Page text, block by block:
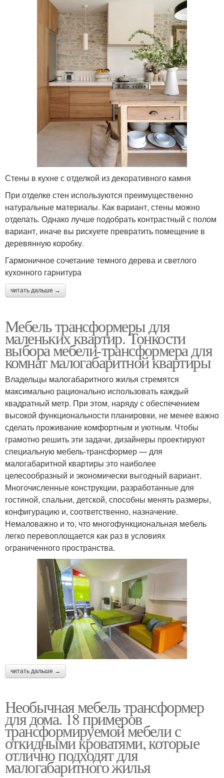
Стены в кухне с отделкой из декоративного камня
При отделке стен используются преимущественно
натуральные материалы. Как вариант, стены можно
отделать. Однако лучше подобрать контрастный с полом
вариант, иначе вы рискуете превратить помещение в
деревянную коробку.
Гармоничное сочетание темного дерева и светлого
кухонного гарнитура
читать дальше →
Мебель трансформеры для
маленьких квартир. Тонкости
выбора мебели-трансформера для
комнат малогабаритной квартиры
Владельцы малогабаритного жилья стремятся
максимально рационально использовать каждый
квадратный метр. При этом, наряду с обеспечением
высокой функциональности планировки, не менее важно
сделать проживание комфортным и уютным. Чтобы
грамотно решить эти задачи, дизайнеры проектируют
специальную мебель-трансформер — для
малогабаритной квартиры это наиболее
целесообразный и экономически выгодный вариант.
Многочисленные конструкции, разработанные для
гостиной, спальни, детской, способны менять размеры,
конфигурацию и, соответственно, назначение.
Немаловажно и то, что многофункциональная мебель
легко перевоплощается как раз в условиях
ограниченного пространства.
читать дальше →
Необычная мебель трансформер
для дома. 18 примеров
трансформируемой мебели с
откидными кроватями, которые
отлично подходят для
малогабаритного жилья